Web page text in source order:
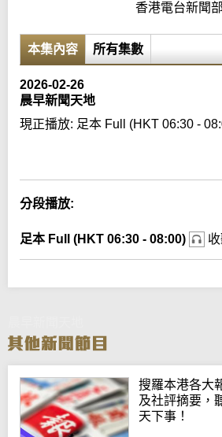
香港電台新聞部
本集內容 所有集數
2026-02-26
晨早新聞天地
現正播放: 足本 Full (HKT 06:30 -
分段播放:
足本 Full (HKT 06:30 - 08:00)
搜羅本港各大
及社評摘要，
天下事！